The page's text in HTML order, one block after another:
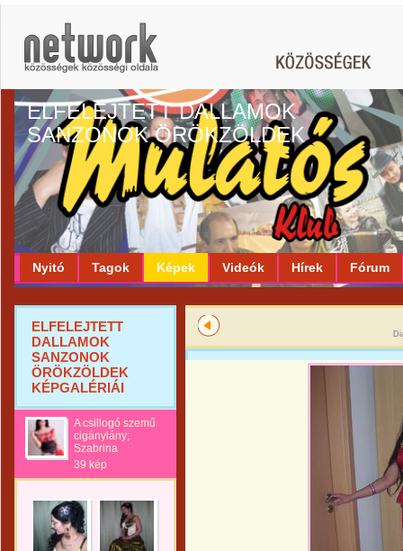
ELFELEJTETT DALLAMOK
SANZONOK ÖRÖKZÖLDEK
Nyitó Tagok Képek Videók Hírek Fórum
ELFELEJTETT
DALLAMOK
SANZONOK
ÖRÖKZÖLDEK
KÉPGALÉRIÁI
A csillogó szemű
cigánylány;
Szabrina
39 kép